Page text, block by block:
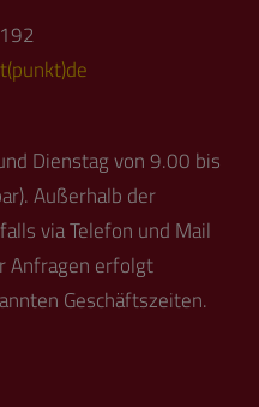
Dienstag von 9.00 bis
Außerhalb der
via Telefon und Mail
Anfragen erfolgt
Geschäftszeiten.